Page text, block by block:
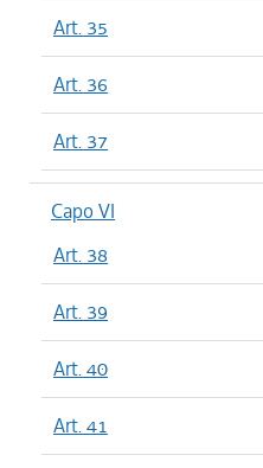
Art. 35
Art. 36
Art. 37
Capo VI
Art. 38
Art. 39
Art. 40
Art. 41